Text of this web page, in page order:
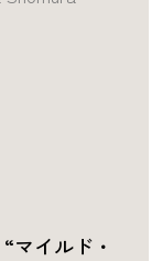
イルド・